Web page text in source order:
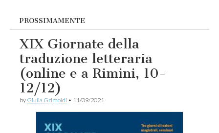
PROSSIMAMENTE
XIX Giornate della
traduzione letteraria
(online e a Rimini, 10-
12/12)
by Giulia Grimoldi • 11/09/2021